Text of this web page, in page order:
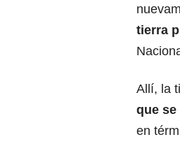
tierra
Allí, la
que
en